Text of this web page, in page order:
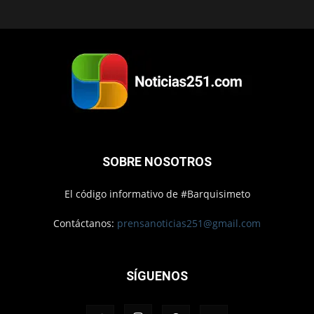
SOBRE NOSOTROS
El código informativo de #Barquisimeto
Contáctanos: prensanoticias251@gmail.com
SÍGUENOS